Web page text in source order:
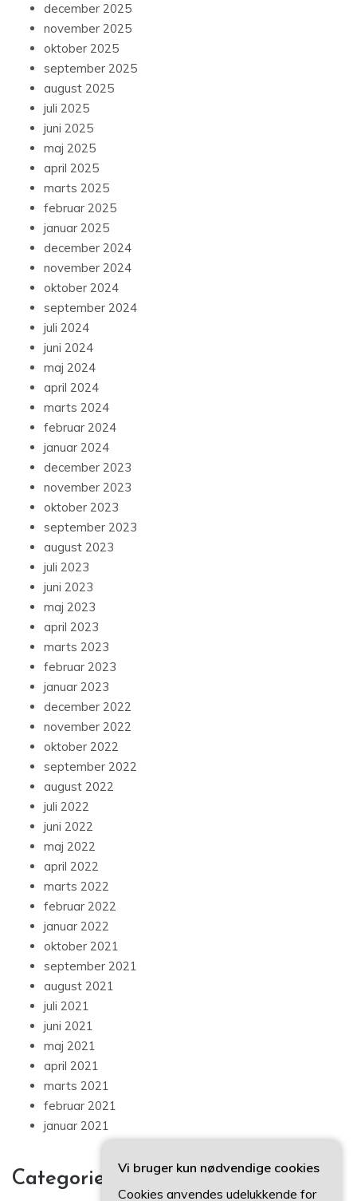
december 2025
november 2025
oktober 2025
september 2025
august 2025
juli 2025
juni 2025
maj 2025
april 2025
marts 2025
februar 2025
januar 2025
december 2024
november 2024
oktober 2024
september 2024
juli 2024
juni 2024
maj 2024
april 2024
marts 2024
februar 2024
januar 2024
december 2023
november 2023
oktober 2023
september 2023
august 2023
juli 2023
juni 2023
maj 2023
april 2023
marts 2023
februar 2023
januar 2023
december 2022
november 2022
oktober 2022
september 2022
august 2022
juli 2022
juni 2022
maj 2022
april 2022
marts 2022
februar 2022
januar 2022
oktober 2021
september 2021
august 2021
juli 2021
juni 2021
maj 2021
april 2021
marts 2021
februar 2021
januar 2021
Categories
Vi bruger kun nødvendige cookies
Cookies anvendes udelukkende for